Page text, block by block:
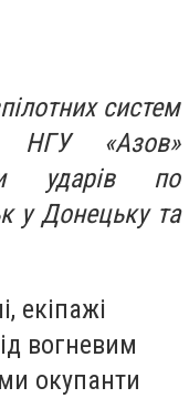
систем
НГУ «Азов»
ударів по
у Донецьку та
екіпажі
вогневим
окупанти